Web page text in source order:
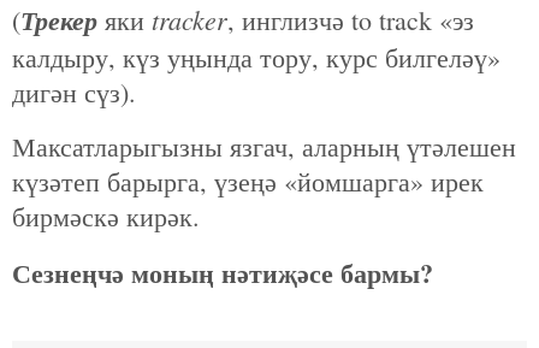
(Трекер яки tracker, инглизчә to track «эз
калдыру, күз уңында тору, курс билгеләү»
дигән сүз).
Максатларыгызны язгач, аларның үтәлешен
күзәтеп барырга, үзеңә «йомшарга» ирек
бирмәскә кирәк.
Сезнеңчә моның нәтиҗәсе бармы?